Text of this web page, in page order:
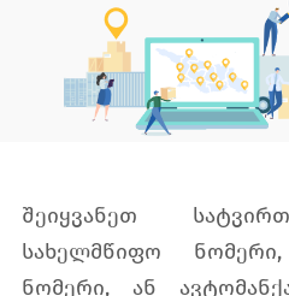
ტვირთის, სატრანსპორტო
შეიყვანეთ
სახელმწიფო
ნომერი, ან